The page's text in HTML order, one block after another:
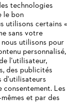
technologies
le bon
utilisons certains «
sans votre
utilisons pour
personnalisé,
l'utilisateur,
des publicités
d'utilisateurs
Les
et par des